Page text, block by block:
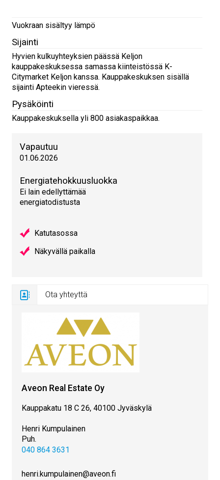
Vuokraan sisältyy lämpö
Sijainti
Hyvien kulkuyhteyksien päässä Keljon
kauppakeskuksessa samassa kiinteistössä K-
Citymarket Keljon kanssa. Kauppakeskuksen sisällä
sijainti Apteekin vieressä.
Pysäköinti
Kauppakeskuksella yli 800 asiakaspaikkaa.
Vapautuu
01.06.2026
Energiatehokkuusluokka
Ei lain edellyttämää
energiatodistusta
Katutasossa
Näkyvällä paikalla
Ota yhteyttä
Aveon Real Estate Oy
Kauppakatu 18 C 26, 40100 Jyväskylä
Henri Kumpulainen
Puh.
040 864 3631
henri.kumpulainen@aveon.fi